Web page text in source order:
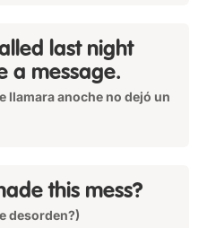
last night
a message.
llamara anoche no dejó un
this mess?
desorden?)